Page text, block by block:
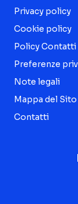
Privacy policy
Cookie policy
Policy Contatti
Preferenze
Note legali
Mappa del Sito
Contatti